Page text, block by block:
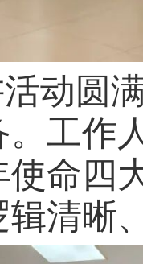
动圆
工作
命四
辑清晰